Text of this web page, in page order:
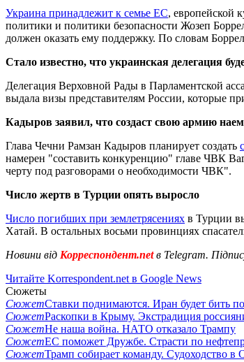
Украина принадлежит к семье ЕС, европейской
политики и политики безопасности Жозеп
должен оказать ему поддержку. По словам
Стало известно, что украинская делегация
Делегация Верховной Рады в Парламентской
выдала визы представителям России, которые
Кадыров заявил, что создаст свою армию
Глава Чечни Рамзан Кадыров планирует создать
намерен "составить конкуренцию" главе ЧВК
черту под разговорами о необходимости ЧВК".
Число жертв в Турции опять выросло
Число погибших при землетрясениях в Турции
Хатай. В остальных восьми провинциях
Новини від Корреспондент.netв Telegram.
Читайте Korrespondent.net в Google News
Сюжеты
СюжетСтавки поднимаются. Иран будет бить
СюжетРаскопки в Крыму. Экстрадиция
СюжетНе наша война. НАТО отказало Трампу
СюжетЕС поможет Дружбе. Страсти по
СюжетТрамп собирает команду. Судоходство в